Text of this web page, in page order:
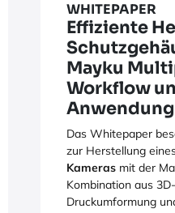
WHITEPAPER
Effiziente
Mayku
Workflow
Anwendung
Das Whitepaper
zur Herstellung
Kameras mit der
Kombination aus
Druckumformung